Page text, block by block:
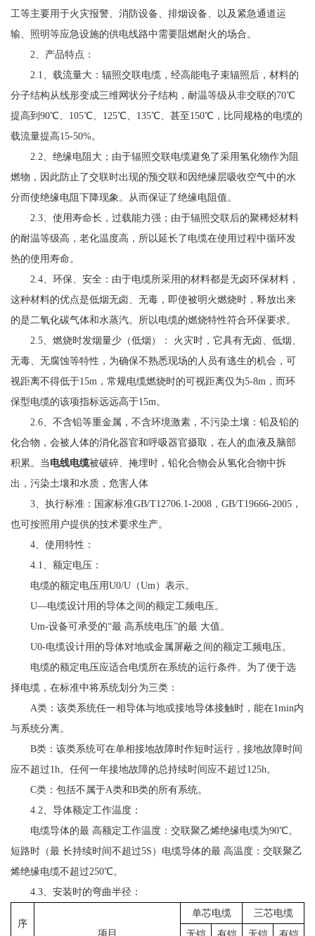
工等主要用于火灾报警、消防设备、排烟设备、以及紧急通道运
输、照明等应急设施的供电线路中需要阻燃耐火的场合。
2、产品特点：
2.1、载流量大：辐照交联电缆，经高能电子束辐照后，材料的
分子结构从线形变成三维网状分子结构，耐温等级从非交联的70℃
提高到90℃、105℃、125℃、135℃、甚至150℃，比同规格的电缆的
载流量提高15-50%。
2.2、绝缘电阻大；由于辐照交联电缆避免了采用氢化物作为阻
燃物，因此防止了交联时出现的预交联和因绝缘层吸收空气中的水
分而使绝缘电阻下降现象。从而保证了绝缘电阻值。
2.3、使用寿命长，过载能力强；由于辐照交联后的聚稀烃材料
的耐温等级高，老化温度高，所以延长了电缆在使用过程中循环发
热的使用寿命。
2.4、环保、安全：由于电缆所采用的材料都是无卤环保材料，
这种材料的优点是低烟无卤、无毒，即使被明火燃烧时，释放出来
的是二氧化碳气体和水蒸汽。所以电缆的燃烧特性符合环保要求。
2.5、燃烧时发烟量少（低烟）： 火灾时，它具有无卤、低烟、
无毒、无腐蚀等特性，为确保不熟悉现场的人员有逃生的机会，可
视距离不得低于15m，常规电缆燃烧时的可视距离仅为5-8m，而环
保型电缆的该项指标远远高于15m。
2.6、不含铅等重金属，不含环境激素，不污染土壤：铅及铅的
化合物，会被人体的消化器官和呼吸器官摄取，在人的血液及脑部
积累。当 电线电缆被破碎、掩埋时，铅化合物会从氢化合物中拆
出，污染土壤和水质，危害人体
3、执行标准：国家标准GB/T12706.1-2008，GB/T19666-2005，
也可按照用户提供的技术要求生产。
4、使用特性：
4.1、额定电压：
电缆的额定电压用U0/U（Um）表示。
U—电缆设计用的导体之间的额定工频电压。
Um-设备可承受的“最 高系统电压”的最 大值。
U0-电缆设计用的导体对地或金属屏蔽之间的额定工频电压。
电缆的额定电压应适合电缆所在系统的运行条件。为了便于选
择电缆，在标准中将系统划分为三类：
A类：该类系统任一相导体与地或接地导体接触时，能在1min内
与系统分离。
B类：该类系统可在单相接地故障时作短时运行，接地故障时间
应不超过1h。任何一年接地故障的总持续时间应不超过125h。
C类：包括不属于A类和B类的所有系统。
4.2、导体额定工作温度：
电缆导体的最 高额定工作温度：交联聚乙烯绝缘电缆为90℃。
短路时（最 长持续时间不超过5S）电缆导体的最 高温度：交联聚乙
烯绝缘电缆不超过250℃。
4.3、安装时的弯曲半径：
序
项目
单芯电缆
三芯电缆